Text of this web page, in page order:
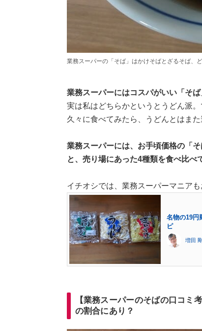
業務スーパーの「そば」はかけそばとざるそば、
業務スーパーにはコスパがいい「そば
実は私はどちらかというとうどん派
久々に食べてみたら、うどんとはま
業務スーパーには、お手頃価格の「
と、売り場にあった4種類を食べ比べ
イチオシでは、業務スーパーマニア
名物の19円
ピ
増田
【業務スーパーのそばの口コミ
の割合にあり？